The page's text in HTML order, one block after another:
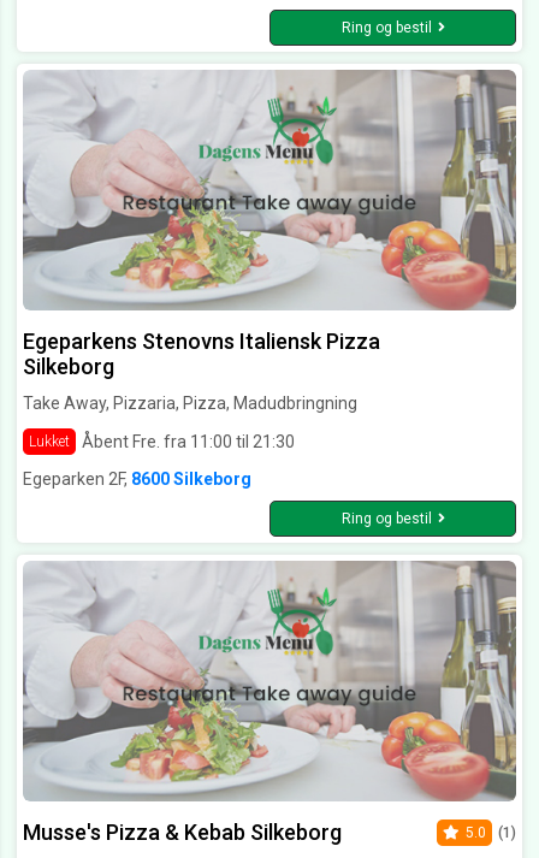
Ring og bestil
Egeparkens Stenovns Italiensk Pizza
Silkeborg
Take Away, Pizzaria, Pizza, Madudbringning
Lukket
Åbent Fre. fra 11:00 til 21:30
Egeparken 2F, 8600 Silkeborg
Ring og bestil
Musse's Pizza & Kebab Silkeborg 5.0 (1)